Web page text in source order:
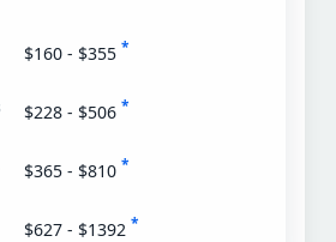
$160 - $355 *
$228 - $506 *
$365 - $810 *
$627 - $1392 *